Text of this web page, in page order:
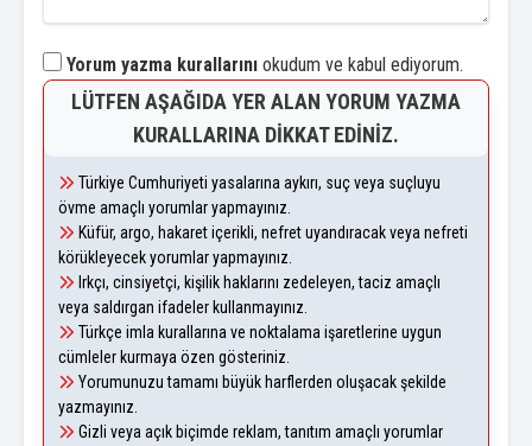
Yorum yazma kurallarını okudum ve kabul ediyorum.
LÜTFEN AŞAĞIDA YER ALAN YORUM YAZMA
KURALLARINA DIKKAT EDINIZ.
Türkiye Cumhuriyeti yasalarına aykırı, suç veya suçluyu
övme amaçlı yorumlar yapmayınız.
Küfür, argo, hakaret içerikli, nefret uyandıracak veya nefreti
körükleyecek yorumlar yapmayınız.
Irkçı, cinsiyetçi, kişilik haklarını zedeleyen, taciz amaçlı
veya saldırgan ifadeler kullanmayınız.
Türkçe imla kurallarına ve noktalama işaretlerine uygun
cümleler kurmaya özen gösteriniz.
Yorumunuzu tamamı büyük harflerden oluşacak şekilde
yazmayınız.
Gizli veya açık biçimde reklam, tanıtım amaçlı yorumlar